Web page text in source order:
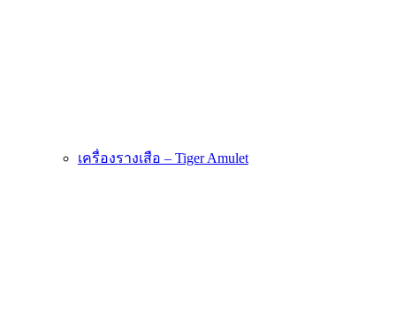
เครื่องรางเสือ – Tiger Amulet